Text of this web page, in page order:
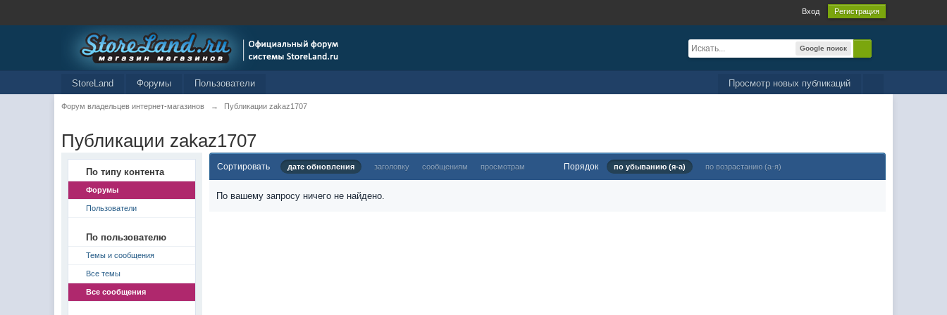
Вход Регистрация
Google поиск
Просмотр новых публикаций
StoreLand Форумы Пользователи
Форум владельцев интернет-магазинов → Публикации zakaz1707
Публикации zakaz1707
По типу контента
Форумы
Пользователи
По пользователю
Темы и сообщения
Все темы
Все сообщения
Сортировать дате обновления заголовку сообщениям просмотрам Порядок по убыванию (я-а) по возрастанию (а-я)
По вашему запросу ничего не найдено.